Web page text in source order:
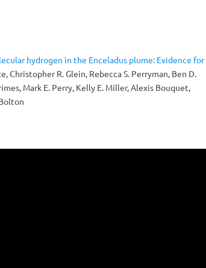
hydrogen in the Enceladus plume: Evidence for
Christopher R. Glein, Rebecca S. Perryman, Ben D.
Mark E. Perry, Kelly E. Miller, Alexis Bouquet,